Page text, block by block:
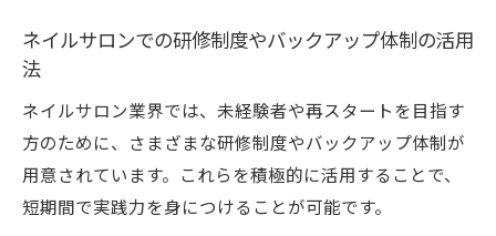
ネイルサロンでの研修制度やバックアップ体制の活用
法
ネイルサロン業界では、未経験者や再スタートを目指す
方のために、さまざまな研修制度やバックアップ体制が
用意されています。これらを積極的に活用することで、
短期間で実践力を身につけることが可能です。